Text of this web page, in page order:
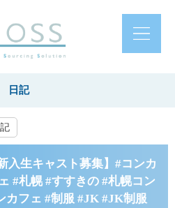
日記
入生キャスト募集】#コンカ
#札幌 #すすきの #札幌コン
カフェ #制服 #JK #JK制服